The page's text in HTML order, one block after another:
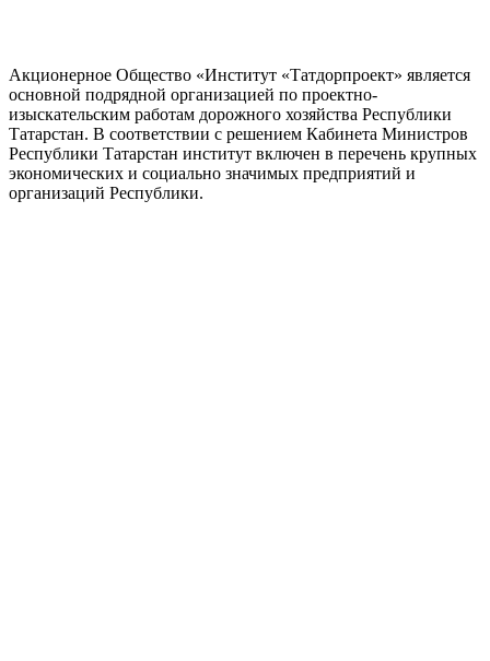
Акционерное Общество «Институт «Татдорпроект» является
основной подрядной организацией по проектно-
изыскательским работам дорожного хозяйства Республики
Татарстан. В соответствии с решением Кабинета Министров
Республики Татарстан институт включен в перечень крупных
экономических и социально значимых предприятий и
организаций Республики.